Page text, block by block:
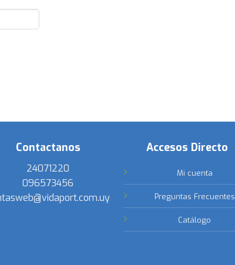
Contactanos
24071220
096573456
Accesos Directo
Mi cuenta
Preguntas Frecuentes
Catálogo